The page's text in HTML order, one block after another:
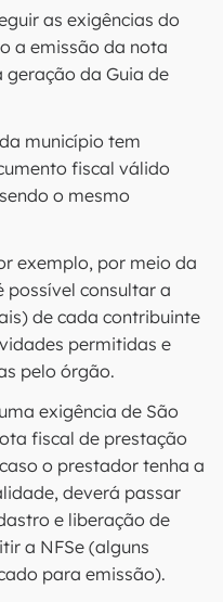
as exigências do
a emissão da nota
da Guia de
município tem
fiscal válido
o mesmo
exemplo, por meio da
possível consultar a
de cada contribuinte
permitidas e
pelo órgão.
exigência de São
fiscal de prestação
o prestador tenha a
deverá passar
e liberação de
a NFSe (alguns
para emissão).